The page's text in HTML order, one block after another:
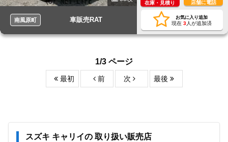
南風原町 車販売RAT
在庫・見積り 店舗に電話
お気に入り追加
現在 3人が追加済
1/3 ページ
最初 前 次 最後
スズキ キャリイの 取り扱い販売店